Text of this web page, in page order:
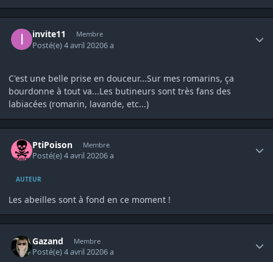
invite11 Membre
Posté(e)4 avril 20206 a
C'est une belle prise en douceur...Sur mes romarins, ça
bourdonne à tout va...Les butineurs sont très fans des
labiacées (romarin, lavande, etc...)
PtiPoison Membre
Posté(e)4 avril 20206 a
AUTEUR
Les abeilles sont à fond en ce moment !
Gazand Membre
Posté(e)4 avril 20206 a